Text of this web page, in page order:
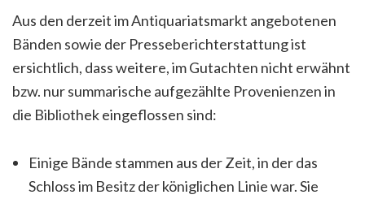
Aus den derzeit im Antiquariatsmarkt angebotenen
Bänden sowie der Presseberichterstattung ist
ersichtlich, dass weitere, im Gutachten nicht erwähnt
bzw. nur summarische aufgezählte Provenienzen in
die Bibliothek eingeflossen sind:
Einige Bände stammen aus der Zeit, in der das
Schloss im Besitz der königlichen Linie war. Sie